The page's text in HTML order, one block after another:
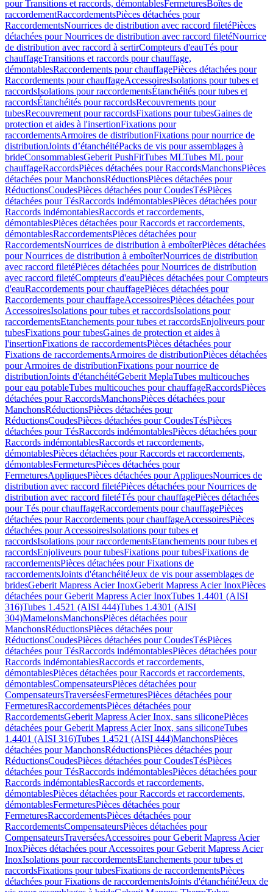
pour Transitions et raccords, démontablesFermeturesBoîtes de
raccordementRaccordementsPièces détachées pour
RaccordementsNourrices de distribution avec raccord filetéPièces
détachées pour Nourrices de distribution avec raccord filetéNourrice
de distribution avec raccord à sertirCompteurs d'eauTés pour
chauffageTransitions et raccords pour chauffage,
démontablesRaccordements pour chauffagePièces détachées pour
Raccordements pour chauffageAccessoiresIsolations pour tubes et
raccordsIsolations pour raccordementsÉtanchéités pour tubes et
raccordsÉtanchéités pour raccordsRecouvrements pour
tubesRecouvrement pour raccordsFixations pour tubesGaines de
protection et aides à l'insertionFixations pour
raccordementsArmoires de distributionFixations pour nourrice de
distributionJoints d’étanchéitéPacks de vis pour assemblages à
brideConsommablesGeberit PushFitTubes MLTubes ML pour
chauffageRaccordsPièces détachées pour RaccordsManchonsPièces
détachées pour ManchonsRéductionsPièces détachées pour
RéductionsCoudesPièces détachées pour CoudesTésPièces
détachées pour TésRaccords indémontablesPièces détachées pour
Raccords indémontablesRaccords et raccordements,
démontablesPièces détachées pour Raccords et raccordements,
démontablesRaccordementsPièces détachées pour
RaccordementsNourrices de distribution à emboîterPièces détachées
pour Nourrices de distribution à emboîterNourrices de distribution
avec raccord filetéPièces détachées pour Nourrices de distribution
avec raccord filetéCompteurs d'eauPièces détachées pour Compteurs
d'eauRaccordements pour chauffagePièces détachées pour
Raccordements pour chauffageAccessoiresPièces détachées pour
AccessoiresIsolations pour tubes et raccordsIsolations pour
raccordementsEtanchements pour tubes et raccordsEnjoliveurs pour
tubesFixations pour tubesGaines de protection et aides à
l'insertionFixations de raccordementsPièces détachées pour
Fixations de raccordementsArmoires de distributionPièces détachées
pour Armoires de distributionFixations pour nourrice de
distributionJoints d'étanchéitéGeberit MeplaTubes multicouches
pour eau potableTubes multicouches pour chauffageRaccordsPièces
détachées pour RaccordsManchonsPièces détachées pour
ManchonsRéductionsPièces détachées pour
RéductionsCoudesPièces détachées pour CoudesTésPièces
détachées pour TésRaccords indémontablesPièces détachées pour
Raccords indémontablesRaccords et raccordements,
démontablesPièces détachées pour Raccords et raccordements,
démontablesFermeturesPièces détachées pour
FermeturesAppliquesPièces détachées pour AppliquesNourrices de
distribution avec raccord filetéPièces détachées pour Nourrices de
distribution avec raccord filetéTés pour chauffagePièces détachées
pour Tés pour chauffageRaccordements pour chauffagePièces
détachées pour Raccordements pour chauffageAccessoiresPièces
détachées pour AccessoiresIsolations pour tubes et
raccordsIsolations pour raccordementsEtanchements pour tubes et
raccordsEnjoliveurs pour tubesFixations pour tubesFixations de
raccordementsPièces détachées pour Fixations de
raccordementsJoints d'étanchéitéJeux de vis pour assemblages de
bridesGeberit Mapress Acier InoxGeberit Mapress Acier InoxPièces
détachées pour Geberit Mapress Acier InoxTubes 1.4401 (AISI
316)Tubes 1.4521 (AISI 444)Tubes 1.4301 (AISI
304)MamelonsManchonsPièces détachées pour
ManchonsRéductionsPièces détachées pour
RéductionsCoudesPièces détachées pour CoudesTésPièces
détachées pour TésRaccords indémontablesPièces détachées pour
Raccords indémontablesRaccords et raccordements,
démontablesPièces détachées pour Raccords et raccordements,
démontablesCompensateursPièces détachées pour
CompensateursTraverséesFermeturesPièces détachées pour
FermeturesRaccordementsPièces détachées pour
RaccordementsGeberit Mapress Acier Inox, sans siliconePièces
détachées pour Geberit Mapress Acier Inox, sans siliconeTubes
1.4401 (AISI 316)Tubes 1.4521 (AISI 444)ManchonsPièces
détachées pour ManchonsRéductionsPièces détachées pour
RéductionsCoudesPièces détachées pour CoudesTésPièces
détachées pour TésRaccords indémontablesPièces détachées pour
Raccords indémontablesRaccords et raccordements,
démontablesPièces détachées pour Raccords et raccordements,
démontablesFermeturesPièces détachées pour
FermeturesRaccordementsPièces détachées pour
RaccordementsCompensateursPièces détachées pour
CompensateursTraverséesAccessoires pour Geberit Mapress Acier
InoxPièces détachées pour Accessoires pour Geberit Mapress Acier
InoxIsolations pour raccordementsEtanchements pour tubes et
raccordsFixations pour tubesFixations de raccordementsPièces
détachées pour Fixations de raccordementsJoints d'étanchéitéJeux de